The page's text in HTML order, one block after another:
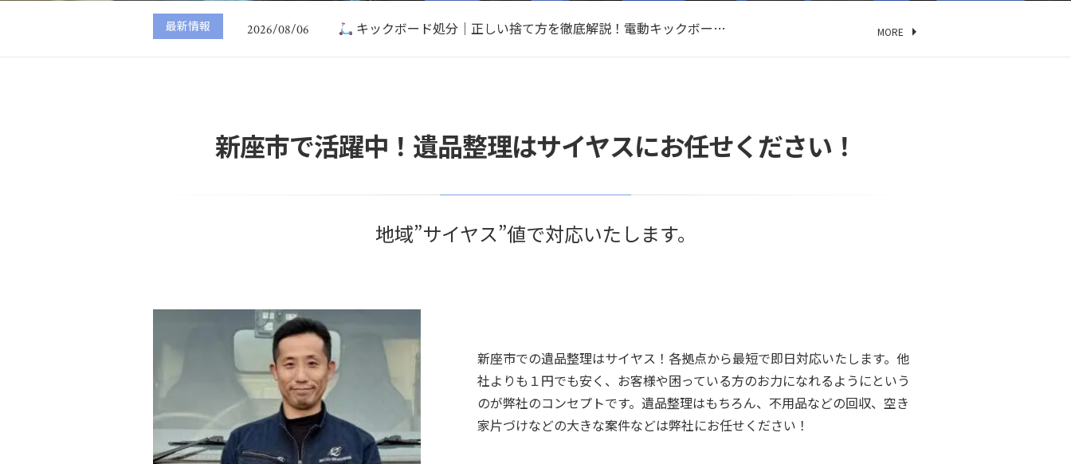
最新情報
2026/08/07
2026/08/06 キックボード処分｜正しい捨て方を徹底解説！電動キックボー…
2026/08/07 防草シート処分｜正しい捨て方を徹底解説！無料で処分する方…
MORE
新座市で活躍中！遺品整理はサイヤスにお任せください！
地域”サイヤス”値で対応いたします。
新座市での遺品整理はサイヤス！各拠点から最短で即日対応いたします。他
社よりも１円でも安く、お客様や困っている方のお力になれるようにという
のが弊社のコンセプトです。遺品整理はもちろん、不用品などの回収、空き
家片づけなどの大きな案件などは弊社にお任せください！